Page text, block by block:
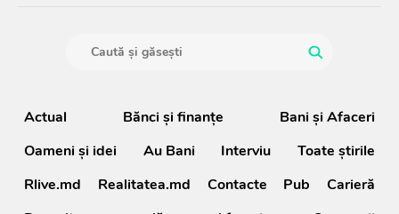
Actual Bănci şi finanţe
Bani și Afaceri
Oameni şi idei
Au Bani Interviu
Toate știrile
Rlive.md
Realitatea.md Contacte Pub
Carieră